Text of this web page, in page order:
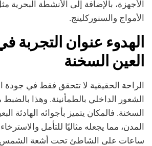
الأجهزة، بالإضافة إلى الأنشطة
الأمواج والسنوركلينج.
الهدوء عنوان التجربة
العين السخنة
الراحة الحقيقية لا تتحقق فقط في جودة
الشعور الداخلي بالطمأنينة. وهذا
السخنة. فالمكان يتميز بأجوائه الهادئة
المدن، مما يجعله مثاليًا للتأمل
ساعات على الشاطئ تحت أشعة الشمس